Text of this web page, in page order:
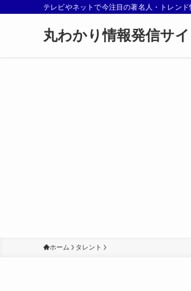
テレビやネットで今注目の著名人・トレン
丸わかり情報発信サイ
ホーム タレント